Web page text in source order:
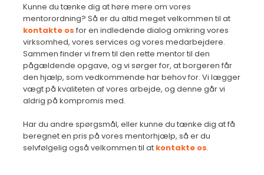
Kunne du tænke dig at høre mere om vores
mentorordning? Så er du altid meget velkommen til at
kontakte os for en indledende dialog omkring vores
virksomhed, vores services og vores medarbejdere.
Sammen finder vi frem til den rette mentor til den
pågældende opgave, og vi sørger for, at borgeren får
den hjælp, som vedkommende har behov for. Vi lægger
vægt på kvaliteten af vores arbejde, og denne går vi
aldrig på kompromis med.
Har du andre spørgsmål, eller kunne du tænke dig at få
beregnet en pris på vores mentorhjælp, så er du
selvfølgelig også velkommen til at kontakte os.​